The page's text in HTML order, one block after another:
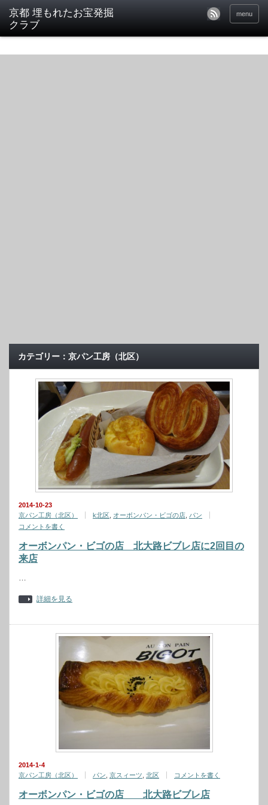
京都 埋もれたお宝発掘
クラブ
menu
カテゴリー：京パン工房（北区）
2014-10-23
京パン工房（北区）
k北区 オーボンパン・ビゴの店 パン
コメントを書く
オーボンパン・ビゴの店 北大路ビブレ店に2回目の
来店
詳細を見る
2014-1-4
京パン工房（北区）
パン 京スィーツ 北区 コメントを書く
オーボンパン・ビゴの店 北大路ビブレ店